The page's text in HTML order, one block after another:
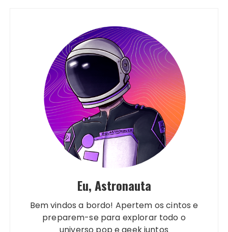
Eu, Astronauta
Bem vindos a bordo! Apertem os cintos e
preparem-se para explorar todo o